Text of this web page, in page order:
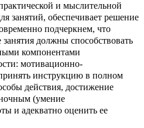
и мыслительной
занятий, обеспечивает решение
подчеркнем, что
должны способствовать
компонентами
мотивационно-
инструкцию в полном
действия, достижение
(умение
и адекватно оценить ее